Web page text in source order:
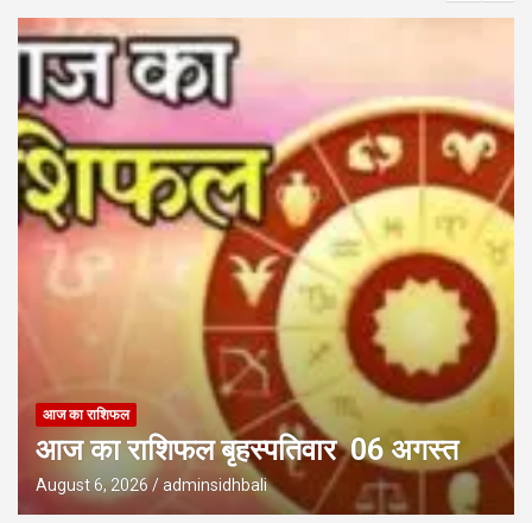
आज का राशिफल
आज का राशिफल बृहस्पतिवार 06 अगस्त
August 6, 2026 adminsidhbali